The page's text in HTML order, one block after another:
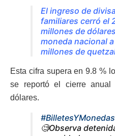
El ingreso de
familiares cerró el
millones de
moneda nacional
millones de
Esta cifra supera en 9.8 %
se reportó el cierre
dólares.
#BilletesYMonedas
🧐Observa